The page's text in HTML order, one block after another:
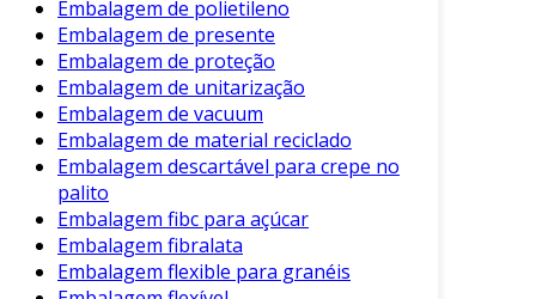
3. Design Visual
O design visual é fundamental. Uma
embalagem atraente pode chamar a atenção
em lojas e plataformas digitais. Elementos
gráficos envolventes, que refletem o tema do
jogo, são indispensáveis.
Adicionalmente, informações como idade
recomendada, número de jogadores e tempo
Embalagem de polietileno
Embalagem de presente
Embalagem de proteção
Embalagem de unitarização
Embalagem de vacuum
Embalagem de material reciclado
Embalagem descartável para crepe no
palito
Embalagem fibc para açúcar
Embalagem fibralata
Embalagem flexible para granéis